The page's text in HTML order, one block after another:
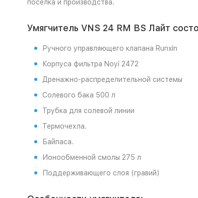
поселка и производства.
Умягчитель VNS 24 RM BS Лайт
Ручного управляющего клапана Runxin
Корпуса фильтра Noyi 2472
Дренажно-распределительной системы
Солевого бака 500 л
Трубка для солевой линии
Термочехла.
Байпаса.
Ионообменной смолы 275 л
Поддерживающего слоя (гравий)